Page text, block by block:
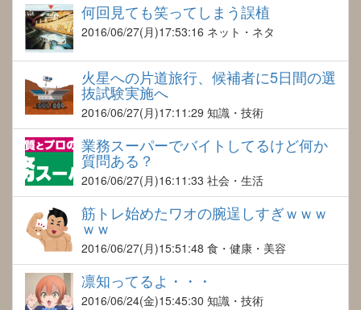
何回見ても笑ってしまう誤植
2016/06/27(月)17:53:16 ネット・ネタ
火星への片道旅行、候補者に5日間の選
抜試験実施へ
2016/06/27(月)17:11:29 知識・技術
業務スーパーでバイトしてるけど何か
質問ある？
2016/06/27(月)16:11:33 社会・生活
筋トレ始めたワオの腕逞しすぎｗｗｗ
ｗｗ
2016/06/27(月)15:51:48 食・健康・美容
凛知ってるよ・・・
2016/06/24(金)15:45:30 知識・技術